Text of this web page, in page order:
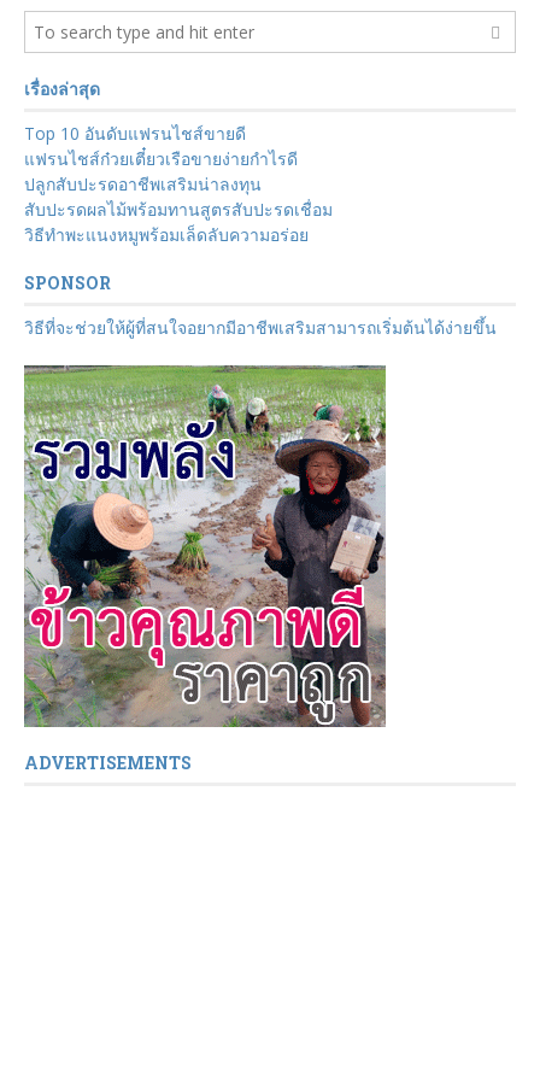
เรื่องล่าสุด
Top 10 อันดับแฟรนไชส์ขายดี
แฟรนไชส์ก๋วยเตี๋ยวเรือขายง่ายกำไรดี
ปลูกสับปะรดอาชีพเสริมน่าลงทุน
สับปะรดผลไม้พร้อมทานสูตรสับปะรดเชื่อม
วิธีทำพะแนงหมูพร้อมเล็ดลับความอร่อย
SPONSOR
วิธีที่จะช่วยให้ผู้ที่สนใจอยากมีอาชีพเสริมสามารถเริ่มต้นได้ง่ายขึ้น
ADVERTISEMENTS